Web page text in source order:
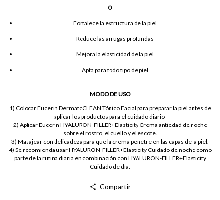
O
Fortalece la estructura de la piel
Reduce las arrugas profundas
Mejora la elasticidad de la piel
Apta para todo tipo de piel
MODO DE USO
1) Colocar Eucerin DermatoCLEAN Tónico Facial para preparar la piel antes de
aplicar los productos para el cuidado diario.
2) Aplicar Eucerin HYALURON-FILLER+Elasticity Crema antiedad de noche
sobre el rostro, el cuello y el escote.
3) Masajear con delicadeza para que la crema penetre en las capas de la piel.
4) Se recomienda usar HYALURON-FILLER+Elasticity Cuidado de noche como
parte de la rutina diaria en combinación con HYALURON-FILLER+Elasticity
Cuidado de día.
Compartir